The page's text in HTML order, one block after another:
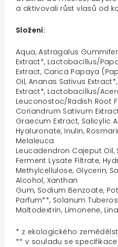
a aktivovali růst vlasů od
Složení:
Aqua, Astragalus
Extract*, Lactobacillus/
Extract, Carica Papaya
Oil, Ananas Sativus
Extract*, Lactobacillus/
Leuconostoc/Radish Root
Coriandrum Sativum
Graecum Extract, Salicylic
Hyaluronate, Inulin,
Melaleuca
Leucadendron Cajeput
Ferment Lysate Filtrate,
Methylcellulose, Glycerin,
Alcohol, Xanthan
Gum, Sodium Benzoate,
Parfum**, Solanum
Maltodextrin, Limonene,
* z ekologického
** v souladu se